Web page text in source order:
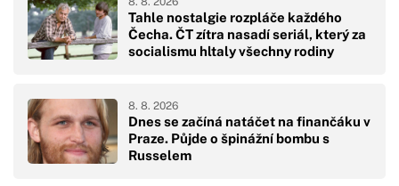
Tahle nostalgie rozpláče každého
Čecha. ČT zítra nasadí seriál, který za
socialismu hltaly všechny rodiny
Dnes se začíná natáčet na finančáku v
Praze. Půjde o špinážní bombu s
Russelem
8. 8. 2026